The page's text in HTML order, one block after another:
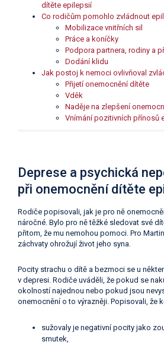
dítěte epilepsií
Co rodičům pomohlo zvládnout
Mobilizace vnitřních sil
Práce a koníčky
Podpora partnera, rodiny a
Dodání klidu
Jak postoj k nemoci ovlivňoval
Přijetí onemocnění dítěte
Vděk
Naděje na zlepšení
Vnímání pozitivních přínosů
Deprese a psychická
při onemocnění dítěte
Rodiče popisovali, jak je pro ně
náročné. Bylo pro ně těžké sledovat své
přitom, že mu nemohou pomoci. Pro
záchvaty ohrožují život jeho syna.
Pocity strachu o dítě a bezmoci se u
v depresi. Rodiče uváděli, že pokud se
okolností najednou nebo pokud jsou
onemocnění o to výrazněji. Popisovali, že
sužovaly je negativní pocity jako
smutek,